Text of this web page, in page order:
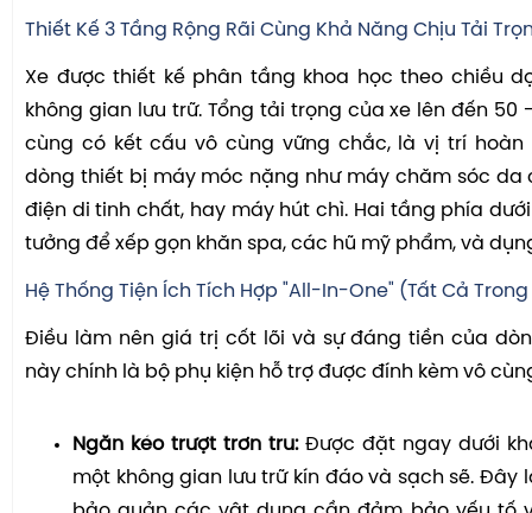
Thiết Kế 3 Tầng Rộng Rãi Cùng Khả Năng Chịu Tải
Xe được thiết kế phân tầng khoa học theo chiều
không gian lưu trữ. Tổng tải trọng của xe lên đến 50
cùng có kết cấu vô cùng vững chắc, là vị trí
dòng thiết bị máy móc nặng như máy chăm sóc da
điện di tinh chất, hay máy hút chì. Hai tầng phía
tưởng để xếp gọn khăn spa, các hũ mỹ phẩm, và
Hệ Thống Tiện Ích Tích Hợp "All-In-One" (Tất Cả
Điều làm nên giá trị cốt lõi và sự đáng tiền của
này chính là bộ phụ kiện hỗ trợ được đính kèm vô
Ngăn kéo trượt trơn tru:Được đặt ngay dưới
một không gian lưu trữ kín đáo và sạch sẽ. Đây